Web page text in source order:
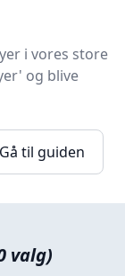
i vores store
og blive
Gå til guiden
valg)